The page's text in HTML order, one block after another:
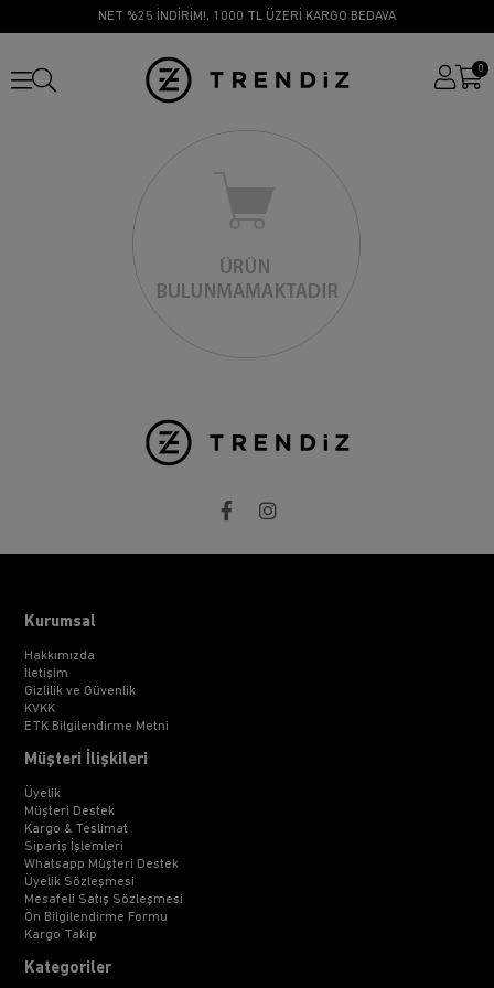
NET %25 İNDİRİM!, 1000 TL ÜZERİ KARGO BEDAVA
0
Kurumsal
Hakkımızda
İletişim
Gizlilik ve Güvenlik
KVKK
ETK Bilgilendirme Metni
Müşteri İlişkileri
Üyelik
Müşteri Destek
Kargo & Teslimat
Sipariş İşlemleri
Whatsapp Müşteri Destek
Üyelik Sözleşmesi
Mesafeli Satış Sözleşmesi
Ön Bilgilendirme Formu
Kargo Takip
Kategoriler